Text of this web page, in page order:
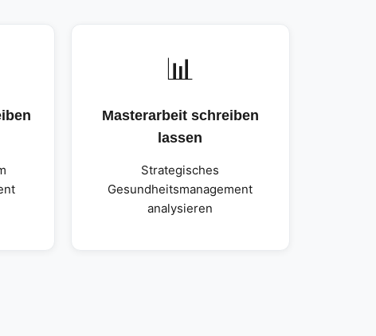
📊
Masterarbeit schreiben
lassen
Strategisches
Gesundheitsmanagement
analysieren